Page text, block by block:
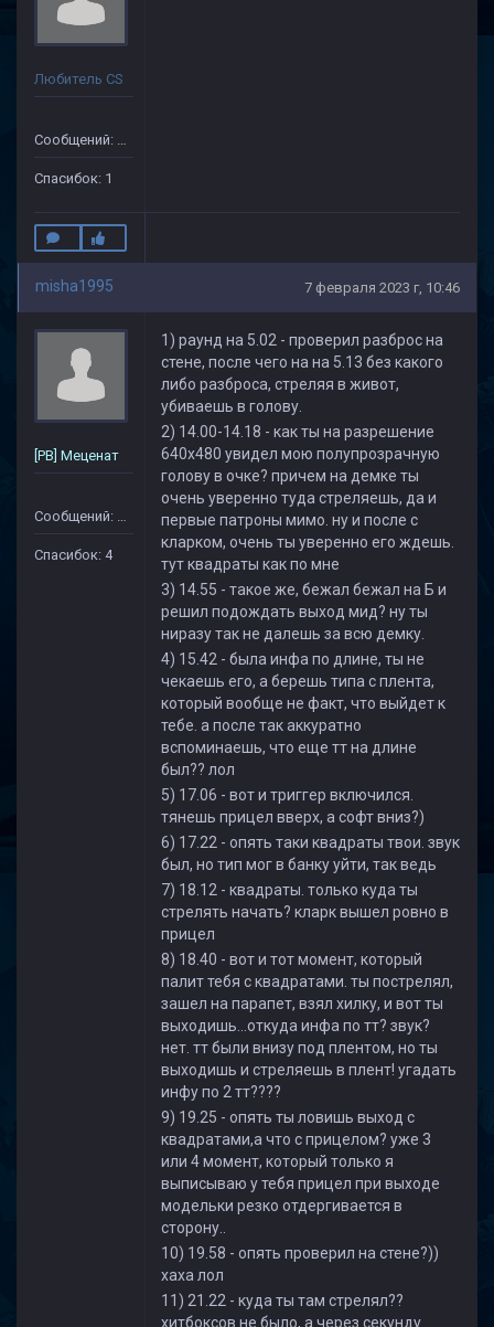
Любитель CS
Сообщений: 14
Спасибок: 1
misha1995 7 февраля 2023 г, 10:46
[PB] Меценат
Сообщений: 79
Спасибок: 4
1) раунд на 5.02 - проверил разброс на
стене, после чего на на 5.13 без какого
либо разброса, стреляя в живот,
убиваешь в голову.
2) 14.00-14.18 - как ты на разрешение
640х480 увидел мою полупрозрачную
голову в очке? причем на демке ты
очень уверенно туда стреляешь, да и
первые патроны мимо. ну и после с
кларком, очень ты уверенно его ждешь.
тут квадраты как по мне
3) 14.55 - такое же, бежал бежал на Б и
решил подождать выход мид? ну ты
ниразу так не далешь за всю демку.
4) 15.42 - была инфа по длине, ты не
чекаешь его, а берешь типа с плента,
который вообще не факт, что выйдет к
тебе. а после так аккуратно
вспоминаешь, что еще тт на длине
был?? лол
5) 17.06 - вот и триггер включился.
тянешь прицел вверх, а софт вниз?)
6) 17.22 - опять таки квадраты твои. звук
был, но тип мог в банку уйти, так ведь
7) 18.12 - квадраты. только куда ты
стрелять начать? кларк вышел ровно в
прицел
8) 18.40 - вот и тот момент, который
палит тебя с квадратами. ты пострелял,
зашел на парапет, взял хилку, и вот ты
выходишь...откуда инфа по тт? звук?
нет. тт были внизу под плентом, но ты
выходишь и стреляешь в плент! угадать
инфу по 2 тт????
9) 19.25 - опять ты ловишь выход с
квадратами,а что с прицелом? уже 3
или 4 момент, который только я
выписываю у тебя прицел при выходе
модельки резко отдергивается в
сторону..
10) 19.58 - опять проверил на стене?))
хаха лол
11) 21.22 - куда ты там стрелял??
хитбоксов не было, а через секунду